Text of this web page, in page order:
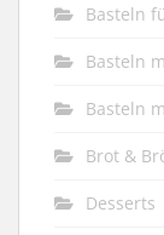
Basteln
Basteln
Basteln
Brot &
Desserts